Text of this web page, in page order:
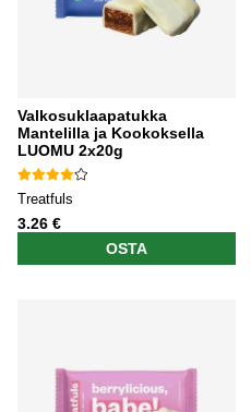
Valkosuklaapatukka
Mantelilla ja Kookoksella
LUOMU 2x20g
Treatfuls
3.26 €
OSTA